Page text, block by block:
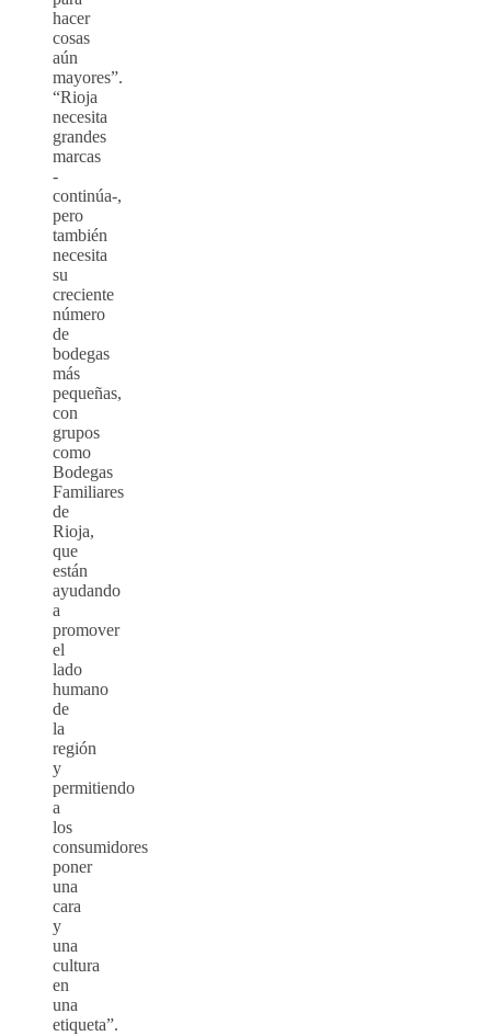
hacer
cosas
aún
mayores”.
“Rioja
necesita
grandes
marcas
-
continúa-,
pero
también
necesita
su
creciente
número
de
bodegas
más
pequeñas,
con
grupos
como
Bodegas
Familiares
de
Rioja,
que
están
ayudando
a
promover
el
lado
humano
de
la
región
y
permitiendo
a
los
consumidores
poner
una
cara
y
una
cultura
en
una
etiqueta”.